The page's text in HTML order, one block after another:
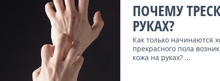
ПОЧЕМУ
РУКАХ?
Как только начинаются
прекрасного пола
кожа на руках? ...